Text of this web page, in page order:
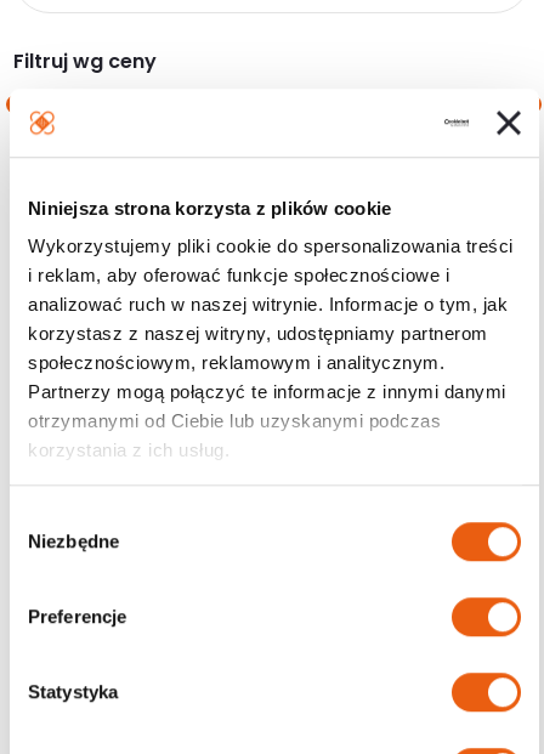
Niniejsza strona korzysta z plików cookie
Wykorzystujemy pliki cookie do spersonalizowania treści
i reklam, aby oferować funkcje społecznościowe i
analizować ruch w naszej witrynie. Informacje o tym, jak
korzystasz z naszej witryny, udostępniamy partnerom
społecznościowym, reklamowym i analitycznym.
Partnerzy mogą połączyć te informacje z innymi danymi
otrzymanymi od Ciebie lub uzyskanymi podczas
korzystania z ich usług.
Niezbędne
Preferencje
Statystyka
Filtruj wg ceny
Darmowa dostawa
od 200zł